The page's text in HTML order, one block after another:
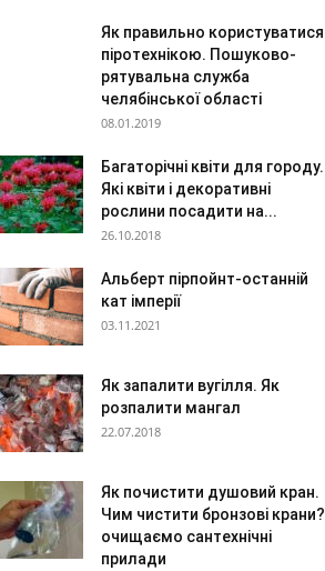
Як правильно користуватися
піротехнікою. Пошуково-
рятувальна служба
челябінської області
08.01.2019
Багаторічні квіти для городу.
Які квіти і декоративні
рослини посадити на...
26.10.2018
Альберт пірпойнт-останній
кат імперії
03.11.2021
Як запалити вугілля. Як
розпалити мангал
22.07.2018
Як почистити душовий кран.
Чим чистити бронзові крани?
очищаємо сантехнічні
прилади